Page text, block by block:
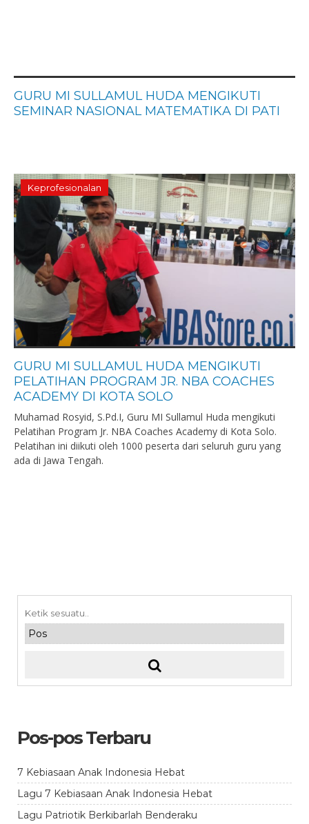
GURU MI SULLAMUL HUDA MENGIKUTI
SEMINAR NASIONAL MATEMATIKA DI PATI
Keprofesionalan
GURU MI SULLAMUL HUDA MENGIKUTI
PELATIHAN PROGRAM JR. NBA COACHES
ACADEMY DI KOTA SOLO
Muhamad Rosyid, S.Pd.I, Guru MI Sullamul Huda mengikuti
Pelatihan Program Jr. NBA Coaches Academy di Kota Solo.
Pelatihan ini diikuti oleh 1000 peserta dari seluruh guru yang
ada di Jawa Tengah.
Pos-pos Terbaru
7 Kebiasaan Anak Indonesia Hebat
Lagu 7 Kebiasaan Anak Indonesia Hebat
Lagu Patriotik Berkibarlah Benderaku